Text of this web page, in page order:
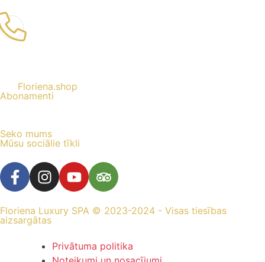
Floriena.shop
Abonamenti
Seko mums
Mūsu sociālie tīkli
Floriena Luxury SPA © 2023-2024 - Visas tiesības
aizsargātas
Privātuma politika